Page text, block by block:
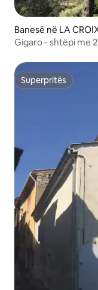
Banesë në LA
Gigaro - shtëpi me
Superpritës
Superpritës